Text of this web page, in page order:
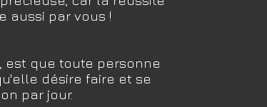
aussi par vous !
est que toute personne
désire faire et se
par jour.